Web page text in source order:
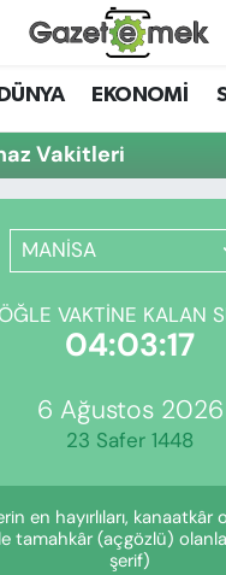
DÜNYA EKONOMİ
Vakitleri
MANİSA
ÖĞLE VAKTINE KALAN
04:03:17
6 Ağustos 2026
23 Safer 1448
en hayırlıları, kanaatkâr
tamahkâr (açgözlü)
şerif)
EMEK
GELİŞTİRMEK
Puan Durumu ve